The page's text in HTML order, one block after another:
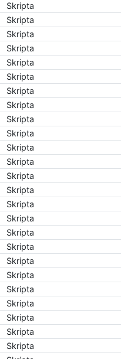
Skripta
Skripta
Skripta
Skripta
Skripta
Skripta
Skripta
Skripta
Skripta
Skripta
Skripta
Skripta
Skripta
Skripta
Skripta
Skripta
Skripta
Skripta
Skripta
Skripta
Skripta
Skripta
Skripta
Skripta
Skripta